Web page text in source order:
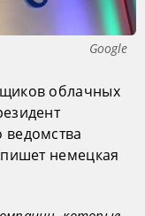
Google
облачных
немецкая